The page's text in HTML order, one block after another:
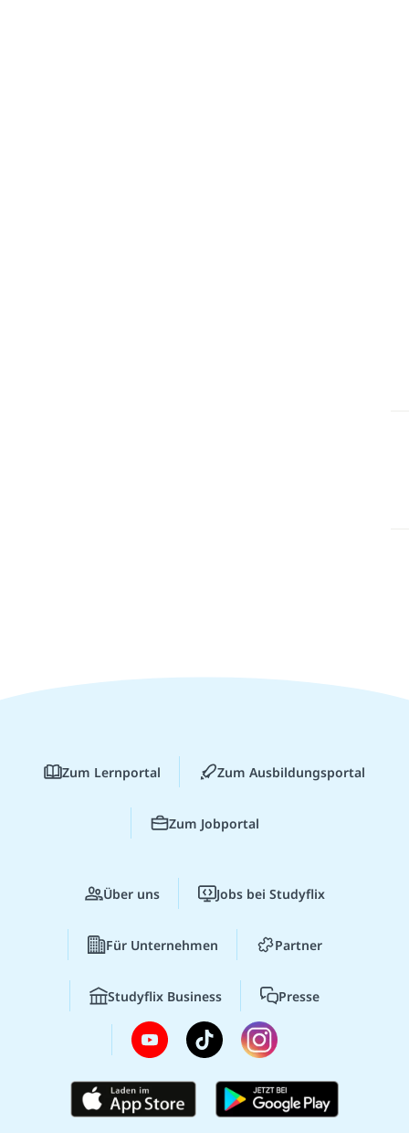
Zum Lernportal Zum Ausbildungsportal
Zum Jobportal
Über uns Jobs bei Studyflix
Für Unternehmen Partner
Studyflix Business Presse